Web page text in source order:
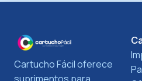
Cartucho Fácil oferece